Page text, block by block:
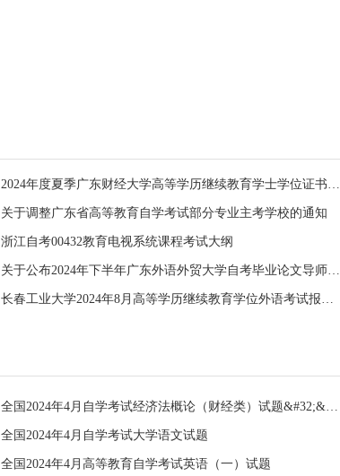
2024年度夏季广东财经大学高等学历继续教育学士学位证书领取通知
关于调整广东省高等教育自学考试部分专业主考学校的通知
浙江自考00432教育电视系统课程考试大纲
关于公布2024年下半年广东外语外贸大学自考毕业论文导师安排及论文提交的通知
长春工业大学2024年8月高等学历继续教育学位外语考试报名的通知
全国2024年4月自学考试经济法概论（财经类）试题&#32;&#32;
全国2024年4月自学考试大学语文试题
全国2024年4月高等教育自学考试英语（一）试题